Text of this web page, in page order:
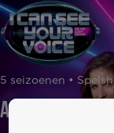
page
5 seizoenen •
Aflevering 1